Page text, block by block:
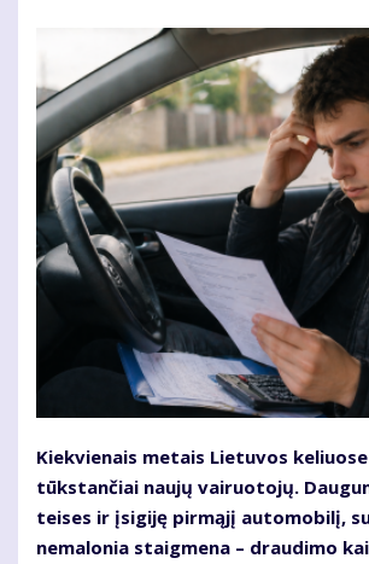
Kiekvienais metais Lietuvos
tūkstančiai naujų vairuotojų.
teises ir įsigiję pirmąjį automobilį,
nemalonia staigmena – draudimo